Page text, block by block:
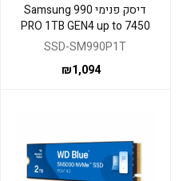
דיסק פנימי Samsung 990
PRO 1TB GEN4 up to 7450
read 6900 Write
SSD-SM990P1T
₪1,094